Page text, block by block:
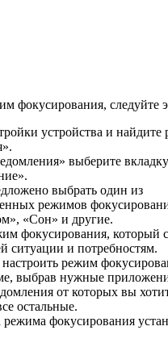
фокусирования, следуйте
устройства и найдите
выберите вкладку
выбрать один из
режимов
«Сон» и другие.
фокусирования, который
ситуации и потребностям.
режим
выбрав нужные
от которых вы
остальные.
фокусирования